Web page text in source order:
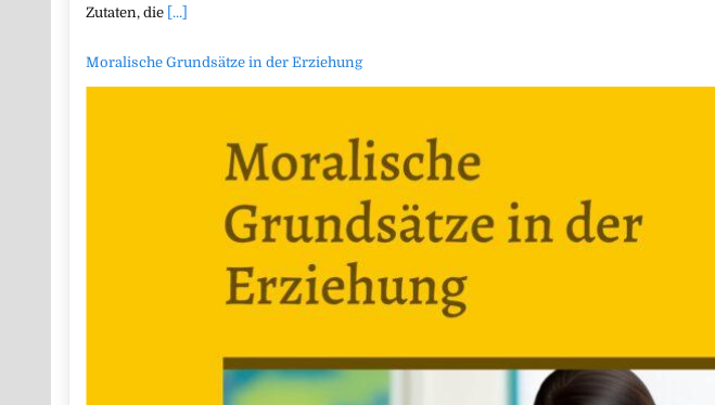
Zutaten, die [...]
Moralische Grundsätze in der Erziehung